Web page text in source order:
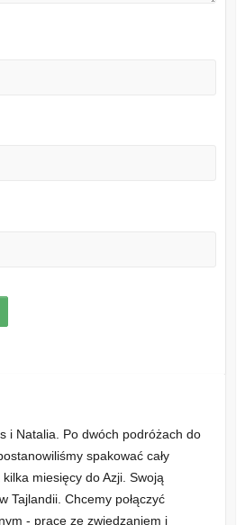
i Natalia. Po dwóch podróżach do
spakować cały
miesięcy do Azji. Swoją
Tajlandii. Chcemy połączyć
- pracę ze zwiedzaniem i